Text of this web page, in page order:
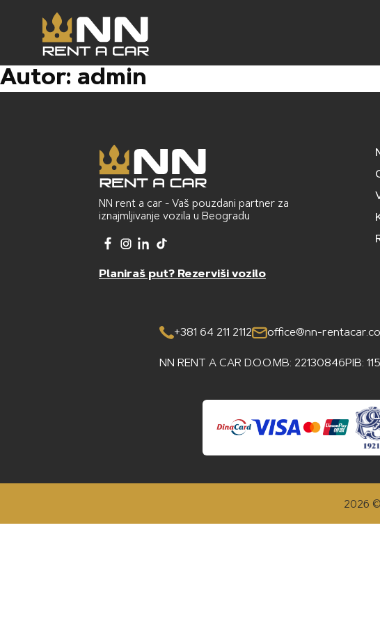
Autor: admin
NN rent a car - Vaš pouzdani partner za
iznajmljivanje vozila u Beogradu
Planiraš put? Rezerviši vozilo
+381 64 211 2112 office@nn-
NN RENT A CAR D.O.O.MB: 22130846PIB:
2026 ©